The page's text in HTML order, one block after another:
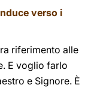
verso i
riferimento alle
E voglio farlo
e Signore. È